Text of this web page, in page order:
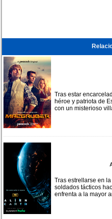
Tras estar
héroe y patriota de
con un misterioso
Tras estrellarse en
soldados tácticos
enfrenta a la mayor